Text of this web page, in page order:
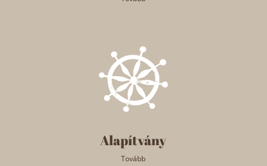
Alapítvány
Tovább